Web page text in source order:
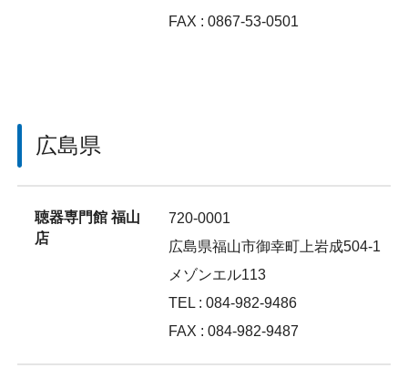
FAX : 0867-53-0501
広島県
聴器専門館 福山
店
720-0001
広島県福山市御幸町上岩成504-1
メゾンエル113
TEL : 084-982-9486
FAX : 084-982-9487